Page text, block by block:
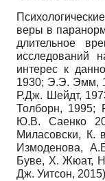
веры в
длительное
исследований
интерес к
1930; Э.Э. Эмм,
Р.Дж. Шейдт,
Толборн, 1995;
Ю.В. Саенко
Миласовски, К.
Измоденова,
Буве, Х. Жюат,
Дж. Уитсон,